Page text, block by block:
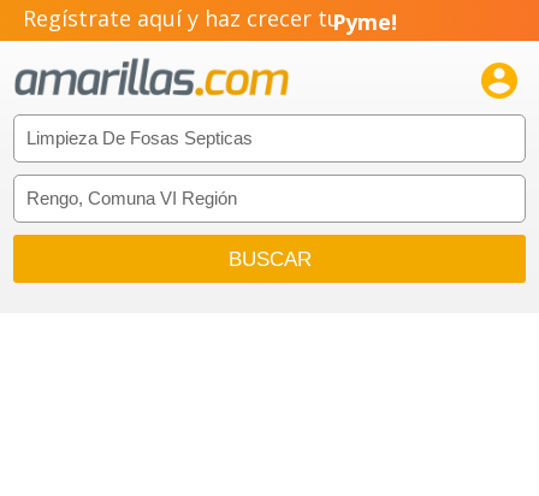
Regístrate aquí y haz crecer tuPyme!
Emprendimiento!
